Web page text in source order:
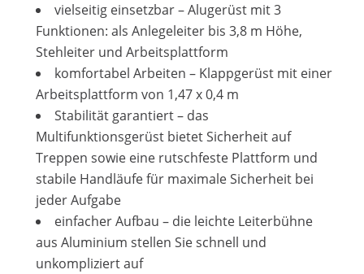
vielseitig einsetzbar – Alugerüst mit 3
Funktionen: als Anlegeleiter bis 3,8 m Höhe,
Stehleiter und Arbeitsplattform
komfortabel Arbeiten – Klappgerüst mit einer
Arbeitsplattform von 1,47 x 0,4 m
Stabilität garantiert – das
Multifunktionsgerüst bietet Sicherheit auf
Treppen sowie eine rutschfeste Plattform und
stabile Handläufe für maximale Sicherheit bei
jeder Aufgabe
einfacher Aufbau – die leichte Leiterbühne
aus Aluminium stellen Sie schnell und
unkompliziert auf